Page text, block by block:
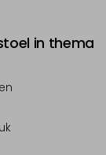
in thema